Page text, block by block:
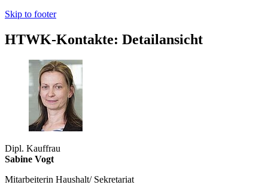
Skip to footer
HTWK-Kontakte: Detailansicht
Dipl. Kauffrau
Sabine Vogt
Mitarbeiterin Haushalt/ Sekretariat